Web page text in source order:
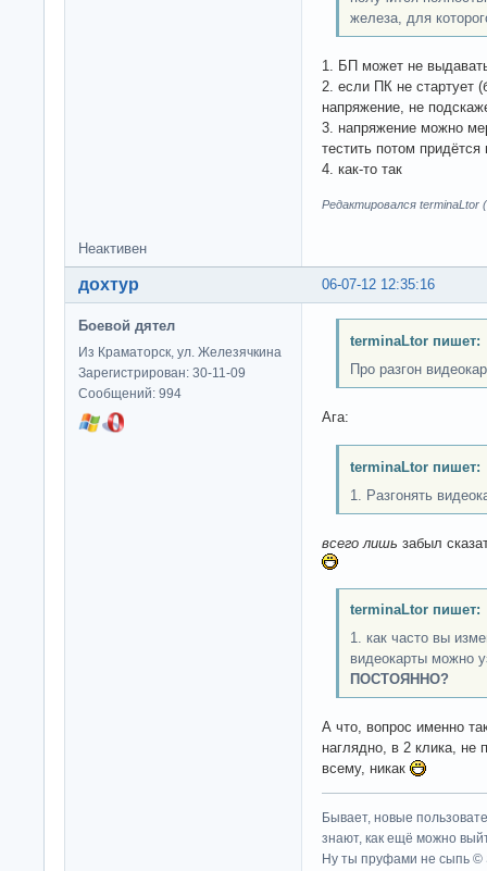
железа, для
1. БП может не
2. если ПК не стартует
напряжение, не
3. напряжение можно
тестить потом придётся
4. как-то так
Редактировался terminaLtor
Неактивен
06-07-12 12:35:16
дохтур
Боевой дятел
Из Краматорск, ул. Железячкина
Зарегистрирован: 30-11-09
Сообщений: 994
terminaLtor пишет:
Про разгон
Ага:
terminaLtor пишет:
1. Разгонять
всего лишь забыл
terminaLtor пишет:
1. как часто вы
видеокарты можно
ПОСТОЯННО?
А что, вопрос именно
наглядно, в 2 клика, не
всему, никак
Бывает, новые
знают, как ещё можно
Ну ты пруфами не сыпь ©